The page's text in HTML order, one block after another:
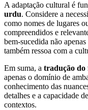
A adaptação cultural é
urdu. Considere a
como nomes de lugares
compreendidos e
bem-sucedida não
também ressoa com a
Em suma, a tradução do
apenas o domínio de
conhecimento das
detalhes e a capacidade
contextos.